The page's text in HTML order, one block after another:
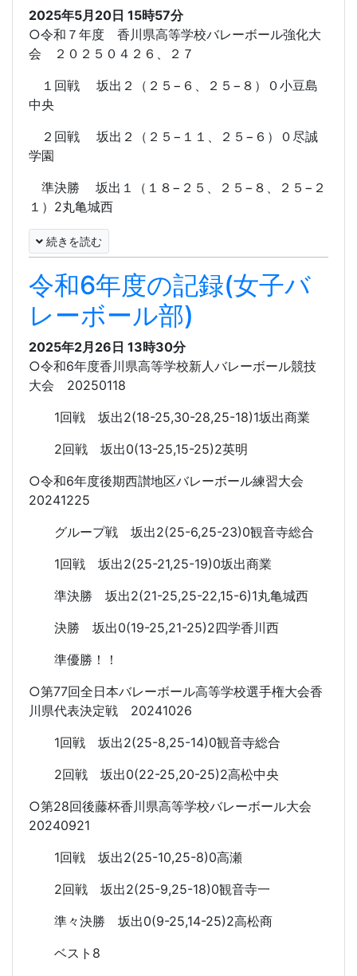
2025年5月20日 15時57分
○令和７年度 香川県高等学校バレーボール強化大
会 ２０２５０４２６、２７
１回戦 坂出２（２５−６、２５−８）０小豆島
中央
２回戦 坂出２（２５−１１、２５−６）０尽誠
学園
準決勝 坂出１（１８−２５、２５−８、２５−２
１）2丸亀城西
続きを読む
令和6年度の記録(女子バ
レーボール部)
2025年2月26日 13時30分
○令和6年度香川県高等学校新人バレーボール競技
大会 20250118
1回戦 坂出2(18-25,30-28,25-18)1坂出商業
2回戦 坂出0(13-25,15-25)2英明
○令和6年度後期西讃地区バレーボール練習大会
20241225
グループ戦 坂出2(25-6,25-23)0観音寺総合
1回戦 坂出2(25-21,25-19)0坂出商業
準決勝 坂出2(21-25,25-22,15-6)1丸亀城西
決勝 坂出0(19-25,21-25)2四学香川西
準優勝！！
○第77回全日本バレーボール高等学校選手権大会香
川県代表決定戦 20241026
1回戦 坂出2(25-8,25-14)0観音寺総合
2回戦 坂出0(22-25,20-25)2高松中央
○第28回後藤杯香川県高等学校バレーボール大会
20240921
1回戦 坂出2(25-10,25-8)0高瀬
2回戦 坂出2(25-9,25-18)0観音寺一
準々決勝 坂出0(9-25,14-25)2高松商
ベスト8